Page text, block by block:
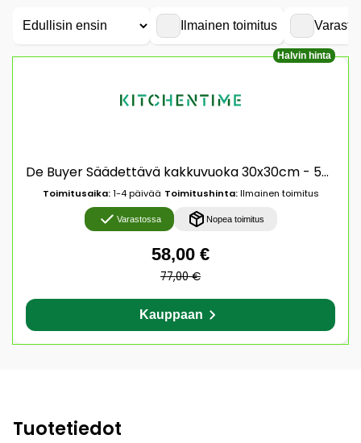
Ilmainen toimitus
Halvin hinta
De Buyer Säädettävä kakkuvuoka 30x30cm - 57x57cm
Toimitusaika:1-4 päivää Toimitushinta:Ilmainen toimitus
Varastossa Nopea toimitus
58,00 €
77,00 €
Kauppaan
Tuotetiedot